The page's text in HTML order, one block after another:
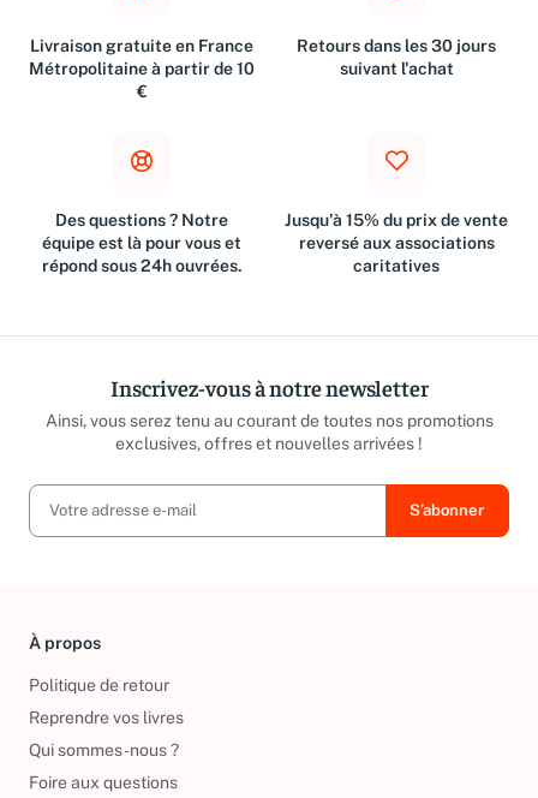
Livraison gratuite en France
Métropolitaine à partir de 10
€
Retours dans les 30 jours
suivant l'achat
Des questions ? Notre
équipe est là pour vous et
répond sous 24h ouvrées.
Jusqu'à 15% du prix de vente
reversé aux associations
caritatives
Inscrivez-vous à notre newsletter
Ainsi, vous serez tenu au courant de toutes nos promotions
exclusives, offres et nouvelles arrivées !
À propos
Politique de retour
Reprendre vos livres
Qui sommes-nous ?
Foire aux questions